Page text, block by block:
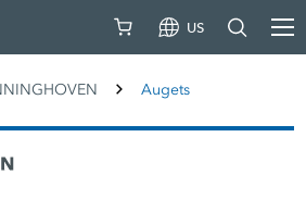
US
Augets